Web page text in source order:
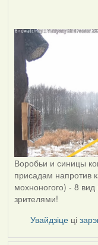
Воробьи и синицы
присадам напротив
мохноногого) - 8
зрителями!
Увайдзіце ці